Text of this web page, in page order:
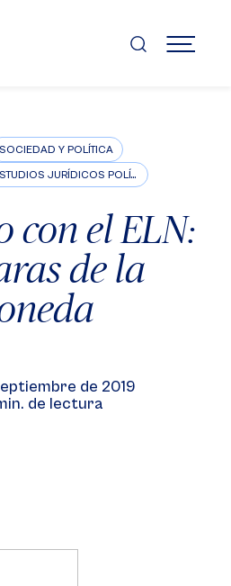
MENÚ
SOCIEDAD Y POLÍTICA
FACULTAD DE ESTUDIOS JURÍDICOS POLÍTICOS E INTERNACIONALES
con el ELN:
de la
de 2019
de lectura